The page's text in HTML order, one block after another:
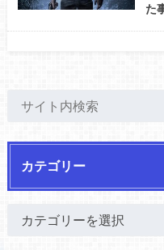
た
カテゴリー